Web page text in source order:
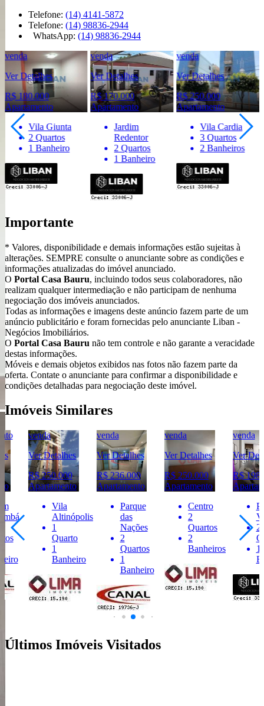
Telefone: (14) 4141-5872
Telefone: (14) 98836-2944
WhatsApp: (14) 98836-2944
venda
Ver Detalhes
R$ 180.000
Apartamento
Vila Giunta
2 Quartos
1 Banheiro
venda
Ver Detalhes
R$ 170.000
Apartamento
Jardim
Redentor
2 Quartos
1 Banheiro
venda
Ver Detalhes
R$ 250.000
Apartamento
Vila Cardia
3 Quartos
2 Banheiros
Importante
* Valores, disponibilidade e demais informações estão sujeitas à
alterações. SEMPRE consulte o anunciante sobre as condições e
informações atualizadas do imóvel anunciado.
O Portal Casa Bauru, incluindo todos seus colaboradores, não
realizam qualquer intermediação e não participam de nenhuma
negociação dos imóveis anunciados.
Todas as informações e imagens deste anúncio fazem parte de um
anúncio publicitário e foram fornecidas pelo anunciante Liban -
Negócios Imobiliários.
O Portal Casa Bauru não tem controle e não garante a veracidade
destas informações.
Móveis e demais objetos exibidos nas fotos não fazem parte da
oferta. Contate o anunciante para confirmar a disponibilidade e
condições detalhadas para negociação deste imóvel.
Imóveis Similares
venda
Ver Detalhes
R$ 250.000
Apartamento
Vila
Altinópolis
Quarto
Banheiro
venda
Ver Detalhes
R$ 236.000
Apartamento
Parque
Nações
Quartos
Banheiro
venda
Ver Detalhes
R$ 250.000
Apartamento
Centro
Quartos
Banheiros
venda
Ver Detalhes
R$ 198.000
Apartamento
Parque
Viaduto
Quartos
Últimos Imóveis Visitados